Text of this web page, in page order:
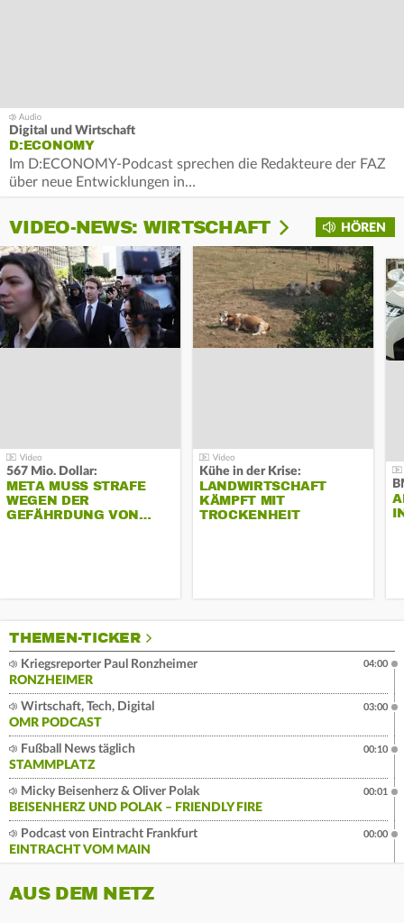
Digital und Wirtschaft
D:ECONOMY
Im D:ECONOMY-Podcast sprechen die Redakteure der FAZ
über neue Entwicklungen in…
HÖREN
VIDEO-NEWS: WIRTSCHAFT
567 Mio. Dollar:
META MUSS STRAFE
WEGEN DER
GEFÄHRDUNG VON…
Kühe in der Krise:
LANDWIRTSCHAFT
KÄMPFT MIT
TROCKENHEIT
THEMEN-TICKER
Kriegsreporter Paul Ronzheimer
RONZHEIMER
04:00
Wirtschaft, Tech, Digital
OMR PODCAST
03:00
Fußball News täglich
STAMMPLATZ
00:10
Micky Beisenherz & Oliver Polak
BEISENHERZ UND POLAK – FRIENDLY FIRE
00:01
Podcast von Eintracht Frankfurt
EINTRACHT VOM MAIN
00:00
AUS DEM NETZ